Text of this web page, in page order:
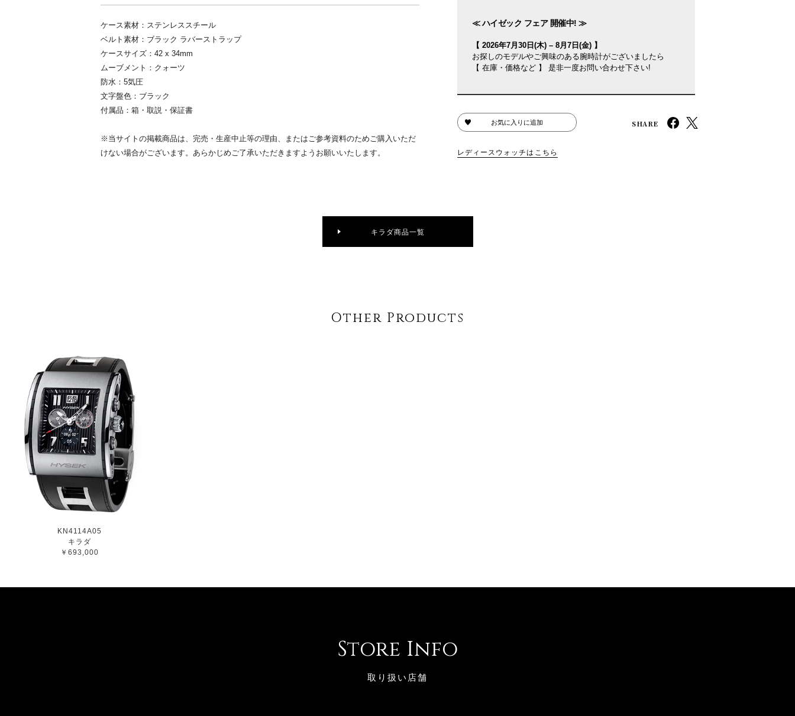
ケース素材：ステンレススチール
ベルト素材：ブラック ラバーストラップ
ケースサイズ：42 x 34mm
ムーブメント：クォーツ
防水：5気圧
文字盤色：ブラック
付属品：箱・取説・保証書
※当サイトの掲載商品は、完売・生産中止等の理由、またはご参考資料のためご購入いただ
けない場合がございます。あらかじめご了承いただきますようお願いいたします。
≪ ハイゼック フェア 開催中! ≫
【 2026年7月30日(木) – 8月7日(金) 】
お探しのモデルやご興味のある腕時計がございましたら
【 在庫・価格など 】 是非一度お問い合わせ下さい!
お気に入りに追加 SHARE
レディースウォッチはこちら
キラダ商品一覧
Other Products
KN4114A05
キラダ
￥693,000
Store Info
取り扱い店舗